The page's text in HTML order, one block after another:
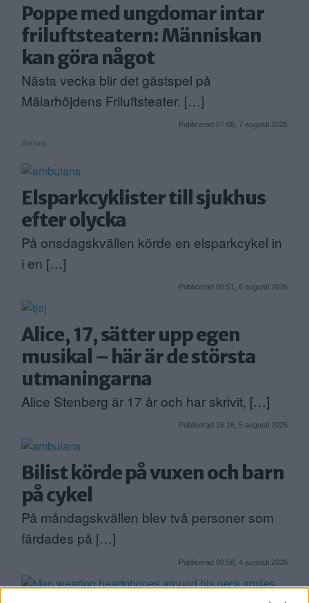
Poppe med ungdomar intar
friluftsteatern: Människan
kan göra något
Nästa vecka blir det gästspel på
Mälarhöjdens Friluftsteater. […]
Publicerad 07:08, 7 augusti 2026
Annons:
Elsparkcyklister till sjukhus
efter olycka
På onsdagskvällen körde en elsparkcykel in
i en […]
Publicerad 09:51, 6 augusti 2026
Alice, 17, sätter upp egen
musikal – här är de största
utmaningarna
Alice Stenberg är 17 år och har skrivit, […]
Publicerad 16:16, 5 augusti 2026
Bilist körde på vuxen och barn
på cykel
På måndagskvällen blev två personer som
färdades på […]
Publicerad 08:58, 4 augusti 2026